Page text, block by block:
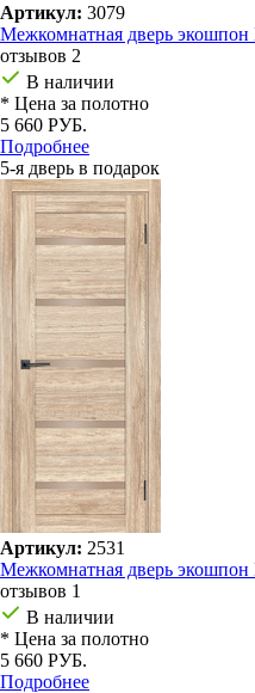
Артикул: 3079
Межкомнатная дверь
отзывов 2
В наличии
* Цена за полотно
5 660 РУБ.
Подробнее
5-я дверь в подарок
Артикул: 2531
Межкомнатная дверь
отзывов 1
В наличии
* Цена за полотно
5 660 РУБ.
Подробнее